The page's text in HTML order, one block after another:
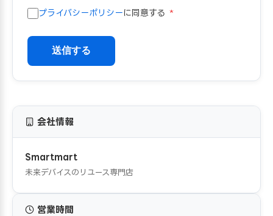
プライバシーポリシーに同意する *
送信する
会社情報
Smartmart
未来デバイスのリユース専門店
営業時間